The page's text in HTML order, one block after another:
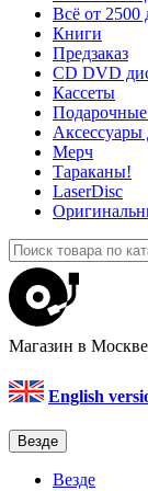
Всё от 2500
Книги
Предзаказ
CD DVD
Кассеты
Аксессуары
Мерч
Тараканы!
LaserDisc
Магазин в
English
Везде
Везде